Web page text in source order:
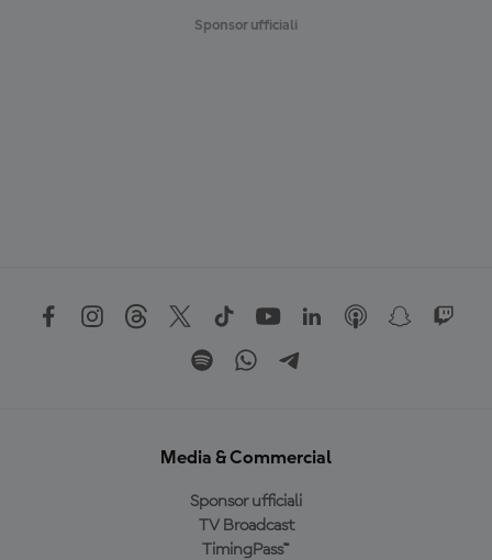
Sponsor ufficiali
Media & Commercial
Sponsor ufficiali
TV Broadcast
TimingPass™